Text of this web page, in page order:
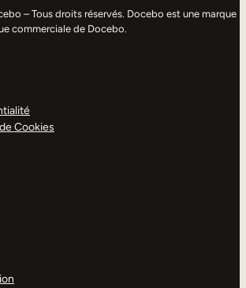
– Tous droits réservés. Docebo est une marque
commerciale de Docebo.
Cookies